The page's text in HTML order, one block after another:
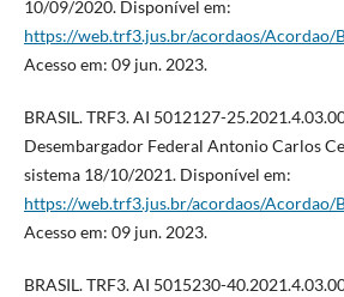
10/09/2020. Disponível em:
https://web.trf3.jus.br/acordaos/Acordao/
Acesso em: 09 jun. 2023.
BRASIL. TRF3. AI 5012127-
Desembargador Federal Antonio Carlos
sistema 18/10/2021. Disponível em:
https://web.trf3.jus.br/acordaos/Acordao/
Acesso em: 09 jun. 2023.
BRASIL. TRF3. AI 5015230-